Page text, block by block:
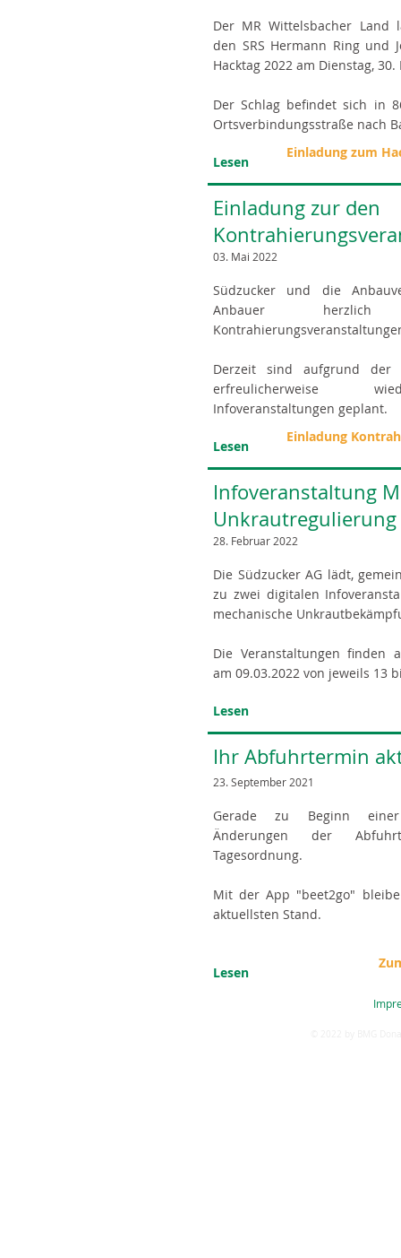
Der MR Wittelsbacher Land
den SRS Hermann Ring und
Hacktag 2022 am Dienstag,
Der Schlag befindet sich in
Ortsverbindungsstraße nach
Lesen
Einladung zum
Einladung zur den
03. Mai 2022
Südzucker und die
Anbauer
Derzeit sind aufgrund der
erfreulicherweise
Infoveranstaltungen geplant.
Lesen
Einladung
Infoveranstaltung
Unkrautregulierung
28. Februar 2022
Die Südzucker AG lädt,
zu zwei digitalen
mechanische
Die Veranstaltungen finden
am 09.03.2022 von jeweils 13
Lesen
Ihr Abfuhrtermin
23. September 2021
Gerade zu Beginn
Änderungen der
Tagesordnung.
Mit der App "beet2go"
aktuellsten Stand.
Lesen